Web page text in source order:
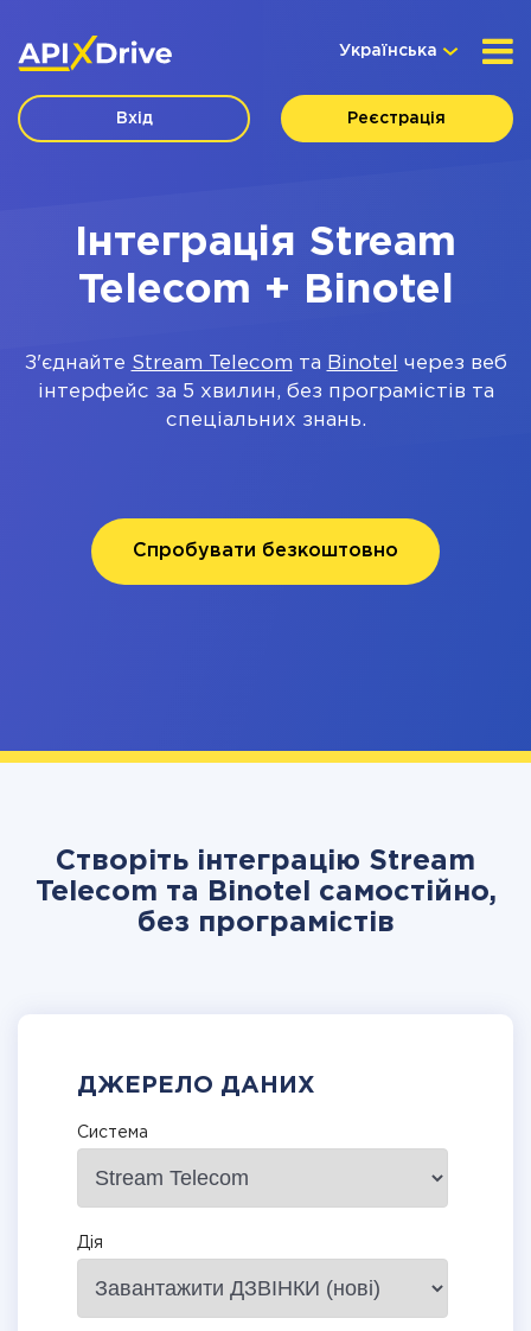
Українська
Вхід Реєстрація
Інтеграція Stream
Telecom + Binotel
З'єднайте Stream Telecom та Binotel
через веб
інтерфейс за 5 хвилин, без програмістів та
спеціальних знань.
Спробувати безкоштовно
Створіть інтеграцію Stream
Telecom та Binotel самостійно,
без програмістів
ДЖЕРЕЛО ДАНИХ
Система
Дія